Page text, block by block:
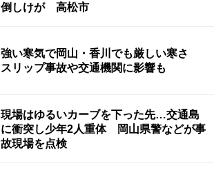
倒しけが 高松市
強い寒気で岡山・香川でも厳しい寒さ
スリップ事故や交通機関に影響も
現場はゆるいカーブを下った先…交通島
に衝突し少年2人重体 岡山県警などが事
故現場を点検